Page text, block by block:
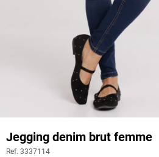
Jegging denim brut femme
Ref. 3337114